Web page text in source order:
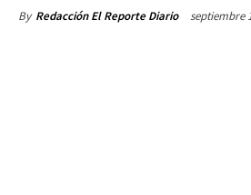
By Redacción El Reporte Diario septiembre